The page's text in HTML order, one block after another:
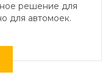
решение для
для автомоек.